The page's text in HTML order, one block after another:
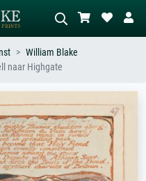
Beschrijf de scène – bijv. groene
abstract met veel rood, donker
olieverfschilderij, staand naakt naast
een boom.
William Blake
naar Highgate